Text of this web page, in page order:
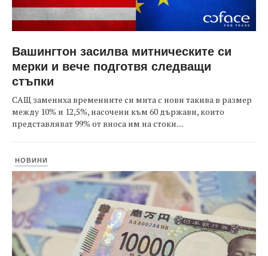
Вашингтон засилва митническите си
мерки и вече подготвя следващи
стъпки
САЩ замениха временните си мита с нови такива в размер
между 10% и 12,5%, насочени към 60 държави, които
представляват 99% от вноса им на стоки....
НОВИНИ